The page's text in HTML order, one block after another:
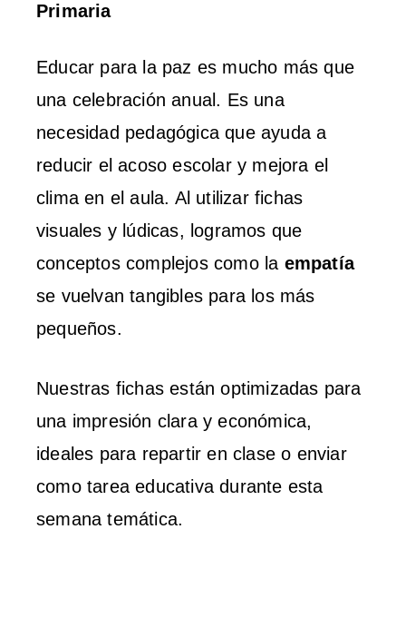
Primaria
Educar para la paz es mucho más que
una celebración anual. Es una
necesidad pedagógica que ayuda a
reducir el acoso escolar y mejora el
clima en el aula. Al utilizar fichas
visuales y lúdicas, logramos que
conceptos complejos como la empatía
se vuelvan tangibles para los más
pequeños.
Nuestras fichas están optimizadas para
una impresión clara y económica,
ideales para repartir en clase o enviar
como tarea educativa durante esta
semana temática.